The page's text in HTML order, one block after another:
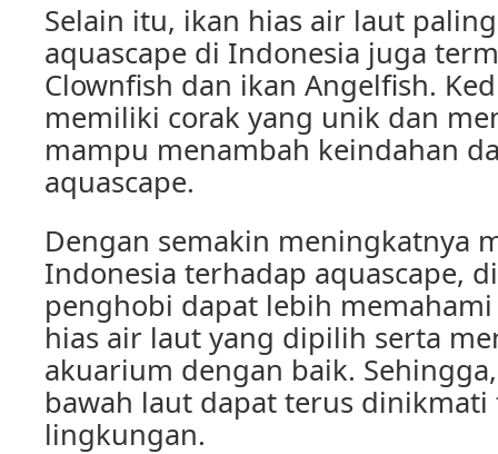
Selain itu, ikan hias air laut
aquascape di Indonesia juga
Clownfish dan ikan Angelfish.
memiliki corak yang unik dan
mampu menambah keindahan
aquascape.
Dengan semakin meningkatnya
Indonesia terhadap aquascape,
penghobi dapat lebih
hias air laut yang dipilih serta
akuarium dengan baik.
bawah laut dapat terus dinikmati
lingkungan.